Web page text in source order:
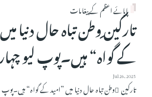
پاپائے اعظم کے پیغامات
تارکین ِوطن تباہ حال دنیا
کے گواہ“ ہیں۔پوپ لیو
Jul 26, 2025
تارکین ِوطن تباہ حال دنیا میں ”امید کے گواہ“ ہیں۔پوپ